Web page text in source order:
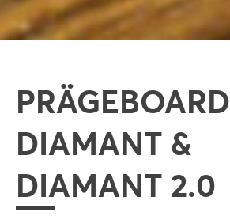
PRÄGEBOARD
DIAMANT &
DIAMANT 2.0